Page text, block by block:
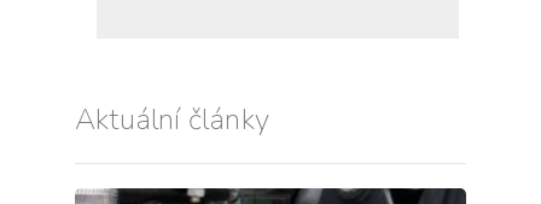
Aktuální články